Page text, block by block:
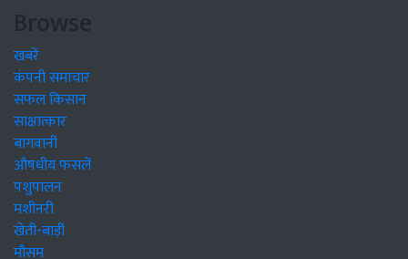
Browse
खबरें
कंपनी समाचार
सफल किसान
साक्षात्कार
बागवानी
औषधीय फसलें
पशुपालन
मशीनरी
खेती-बाड़ी
मौसम